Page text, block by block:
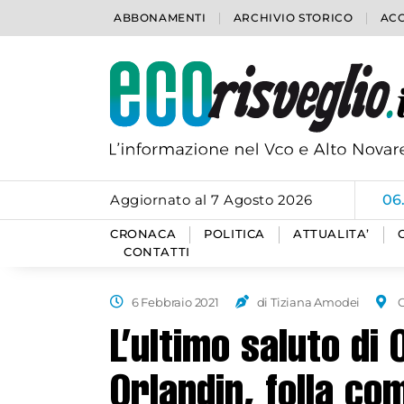
ABBONAMENTI ARCHIVIO STORICO
Aggiornato al 7 Agosto 2026
CRONACA POLITICA ATTUALITA’
CONTATTI
6 Febbraio 2021 di Tiziana Amodei
L’ultimo saluto di